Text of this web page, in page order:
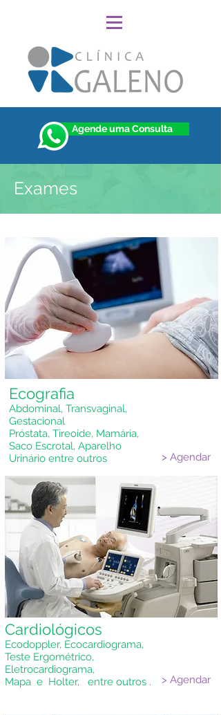
Agende uma Consulta
Exames
Ecografia
Abdominal, Transvaginal,
Gestacional
Próstata, Tireoide, Mamária,
Saco Escrotal, Aparelho
Urinário entre outros
> Agendar
Cardiológicos
Ecodoppler, Ecocardiograma,
Teste Ergométrico,
Eletrocardiograma,
Mapa e Holter,
entre outros . > Agendar